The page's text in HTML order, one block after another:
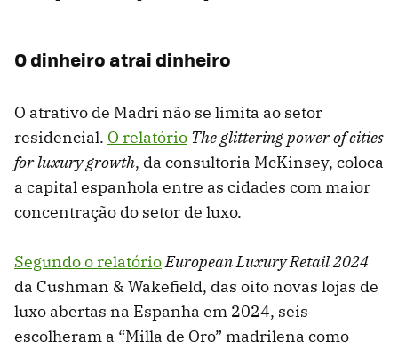
O dinheiro atrai dinheiro
O atrativo de Madri não se limita ao setor
residencial. O relatório The glittering power of cities
for luxury growth, da consultoria McKinsey, coloca
a capital espanhola entre as cidades com maior
concentração do setor de luxo.
Segundo o relatórioEuropean Luxury Retail 2024
da Cushman & Wakefield, das oito novas lojas de
luxo abertas na Espanha em 2024, seis
escolheram a “Milla de Oro” madrilena como